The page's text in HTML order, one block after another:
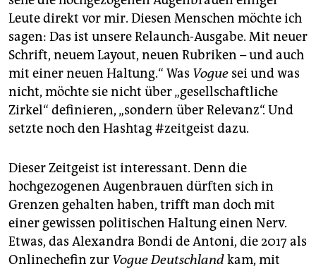
Leute direkt vor mir. Diesen Menschen möchte ich
sagen: Das ist unsere Relaunch-Ausgabe. Mit neuer
Schrift, neuem Layout, neuen Rubriken – und auch
mit einer neuen Haltung.“ Was Vogue sei und was
nicht, möchte sie nicht über „gesellschaftliche
Zirkel“ definieren, „sondern über Relevanz“. Und
setzte noch den Hashtag #zeitgeist dazu.
Dieser Zeitgeist ist interessant. Denn die
hochgezogenen Augenbrauen dürften sich in
Grenzen gehalten haben, trifft man doch mit
einer gewissen politischen Haltung einen Nerv.
Etwas, das Alexandra Bondi de Antoni, die 2017 als
Onlinechefin zur Vogue Deutschlandkam, mit